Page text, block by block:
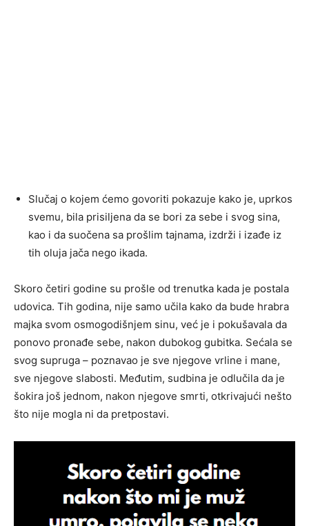
Slučaj o kojem ćemo govoriti pokazuje kako je, uprkos
svemu, bila prisiljena da se bori za sebe i svog sina,
kao i da suočena sa prošlim tajnama, izdrži i izađe iz
tih oluja jača nego ikada.
Skoro četiri godine su prošle od trenutka kada je postala
udovica. Tih godina, nije samo učila kako da bude hrabra
majka svom osmogodišnjem sinu, već je i pokušavala da
ponovo pronađe sebe, nakon dubokog gubitka. Sećala se
svog supruga – poznavao je sve njegove vrline i mane,
sve njegove slabosti. Međutim, sudbina je odlučila da je
šokira još jednom, nakon njegove smrti, otkrivajući nešto
što nije mogla ni da pretpostavi.